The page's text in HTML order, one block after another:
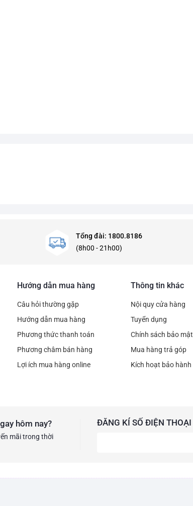
Tổng đài: 1800.8186
(8h00 - 21h00)
Hướng dẫn mua hàng
Câu hỏi thường gặp
Hướng dẫn mua hàng
Phương thức thanh toán
Phương châm bán hàng
Lợi ích mua hàng online
Thông tin khác
Nội quy cửa hàng
Tuyển dụng
Chính sách bảo mật
Mua hàng trả góp
Kích hoạt bảo hành
hôm nay?
mãi trong thời
ĐĂNG KÍ SỐ ĐIỆN THOẠI